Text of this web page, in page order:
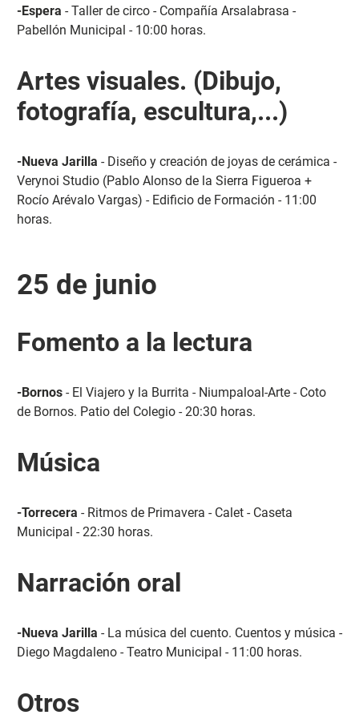
-Espera - Taller de circo - Compañía Arsalabrasa -
Pabellón Municipal - 10:00 horas.
Artes visuales. (Dibujo,
fotografía, escultura,...)
-Nueva Jarilla - Diseño y creación de joyas de cerámica -
Verynoi Studio (Pablo Alonso de la Sierra Figueroa +
Rocío Arévalo Vargas) - Edificio de Formación - 11:00
horas.
25 de junio
Fomento a la lectura
-Bornos- El Viajero y la Burrita - Niumpaloal-Arte - Coto
de Bornos. Patio del Colegio - 20:30 horas.
Música
-Torrecera - Ritmos de Primavera - Calet - Caseta
Municipal - 22:30 horas.
Narración oral
-Nueva Jarilla - La música del cuento. Cuentos y música -
Diego Magdaleno - Teatro Municipal - 11:00 horas.
Otros